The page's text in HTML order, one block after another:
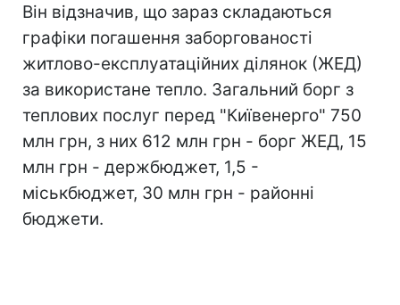
Він відзначив, що зараз складаються
графіки погашення заборгованості
житлово-експлуатаційних ділянок (ЖЕД)
за використане тепло. Загальний борг з
теплових послуг перед "Київенерго" 750
млн грн, з них 612 млн грн - борг ЖЕД, 15
млн грн - держбюджет, 1,5 -
міськбюджет, 30 млн грн - районні
бюджети.